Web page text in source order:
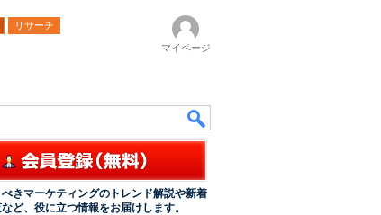
リサーチ
マイページ
きマーケティングのトレンド解説や新着
ど、役に立つ情報をお届けします。